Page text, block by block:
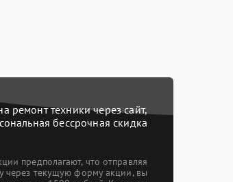
ремонт техники через сайт,
бессрочная скидка
предполагают, что отправляя
через текущую форму акции, вы